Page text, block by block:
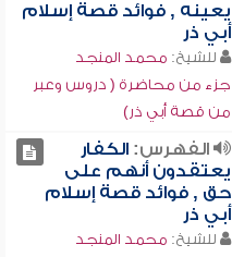
يعينه , فوائد قصة إسلام
أبي ذر
للشيخ: محمد المنجد
جزء من محاضرة ( دروس وعبر
من قصة أبي ذر)
الفهرس:الكفار
يعتقدون أنهم على
حق , فوائد قصة إسلام
أبي ذر
للشيخ: محمد المنجد